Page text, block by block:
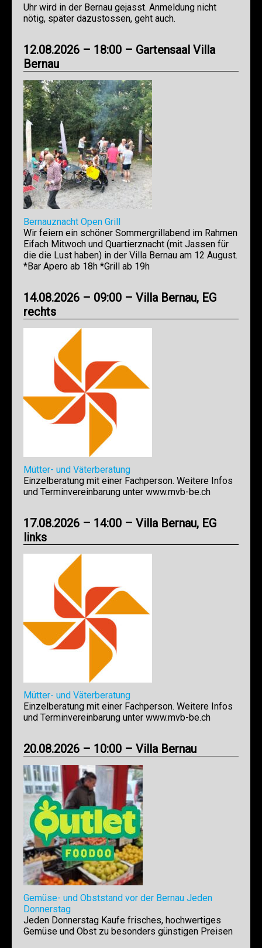
Uhr wird in der Bernau gejasst. Anmeldung nicht
nötig, später dazustossen, geht auch.
12.08.2026 – 18:00 – Gartensaal Villa
Bernau
Bernauznacht Open Grill
Wir feiern ein schöner Sommergrillabend im Rahmen
Eifach Mitwoch und Quartierznacht (mit Jassen für
die die Lust haben) in der Villa Bernau am 12 August.
*Bar Apero ab 18h *Grill ab 19h
14.08.2026 – 09:00 – Villa Bernau, EG
rechts
Mütter- und Väterberatung
Einzelberatung mit einer Fachperson. Weitere Infos
und Terminvereinbarung unter www.mvb-be.ch
17.08.2026 – 14:00 – Villa Bernau, EG
links
Mütter- und Väterberatung
Einzelberatung mit einer Fachperson. Weitere Infos
und Terminvereinbarung unter www.mvb-be.ch
20.08.2026 – 10:00 – Villa Bernau
Gemüse- und Obststand vor der Bernau Jeden
Donnerstag
Jeden Donnerstag Kaufe frisches, hochwertiges
Gemüse und Obst zu besonders günstigen Preisen